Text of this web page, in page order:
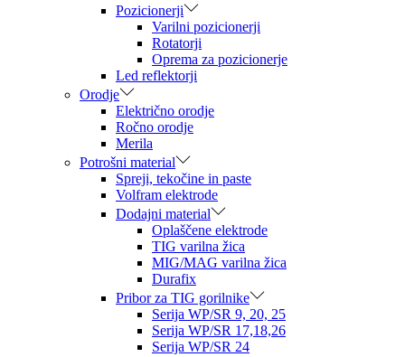
Pozicionerji
Varilni pozicionerji
Rotatorji
Oprema za pozicionerje
Led reflektorji
Orodje
Električno orodje
Ročno orodje
Merila
Potrošni material
Spreji, tekočine in paste
Volfram elektrode
Dodajni material
Oplaščene elektrode
TIG varilna žica
MIG/MAG varilna žica
Durafix
Pribor za TIG gorilnike
Serija WP/SR 9, 20, 25
Serija WP/SR 17,18,26
Serija WP/SR 24